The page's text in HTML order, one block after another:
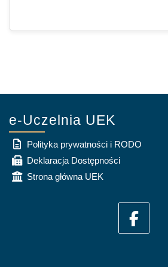
e-Uczelnia UEK
Polityka prywatności i RODO
Deklaracja Dostępności
Strona główna UEK